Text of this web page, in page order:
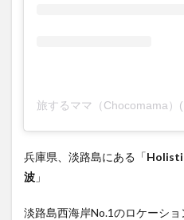
兵庫県、淡路島にある「
波 」
淡路島西海岸No.1のロケーシ